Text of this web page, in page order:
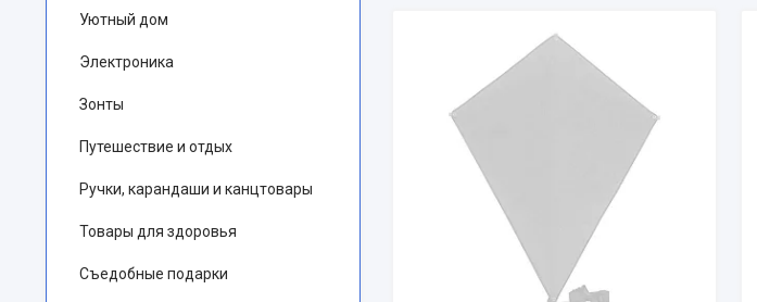
Уютный дом
Электроника
Зонты
Путешествие и отдых
Ручки, карандаши и канцтовары
Товары для здоровья
Съедобные подарки